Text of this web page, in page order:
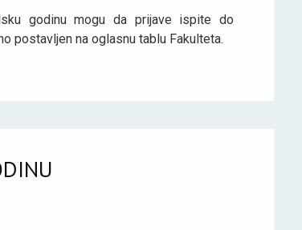
godinu mogu da prijave ispite do
postavljen na oglasnu tablu Fakulteta.